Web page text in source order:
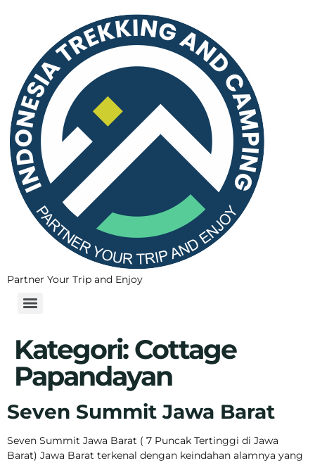
Partner Your Trip and Enjoy
Kategori:Cottage
Papandayan
Seven Summit Jawa Barat
Seven Summit Jawa Barat ( 7 Puncak Tertinggi di Jawa
Barat) Jawa Barat terkenal dengan keindahan alamnya yang